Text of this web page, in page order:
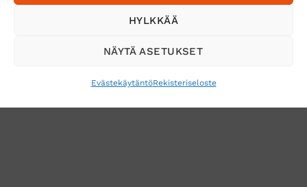
HYLKKÄÄ
NÄYTÄ ASETUKSET
EvästekäytäntöRekisteriseloste
Tilaa uutiskirje ja saat erikoisalennuksia